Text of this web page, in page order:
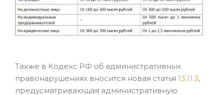
Также в Кодекс РФ об административных
правонарушениях вносится новая статья 13.11.3,
предусматривающая административную